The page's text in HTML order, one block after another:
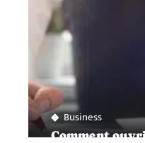
Business
Comment